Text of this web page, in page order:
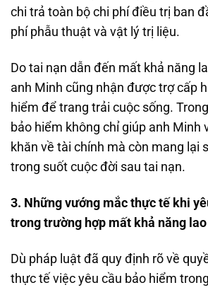
chi trả toàn bộ chi phí điều trị ban
phí phẫu thuật và vật lý trị liệu.
Do tai nạn dẫn đến mất khả năng
anh Minh cũng nhận được trợ cấp
hiểm để trang trải cuộc sống.
bảo hiểm không chỉ giúp anh Minh
khăn về tài chính mà còn mang lại
trong suốt cuộc đời sau tai nạn.
3. Những vướng mắc thực tế khi
trong trường hợp mất khả năng
Dù pháp luật đã quy định rõ về
thực tế việc yêu cầu bảo hiểm